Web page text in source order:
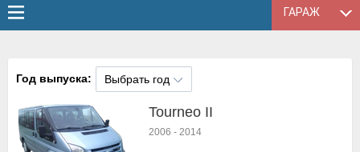
ГАРАЖ
Год выпуска: Выбрать год
Tourneo II
2006 - 2014